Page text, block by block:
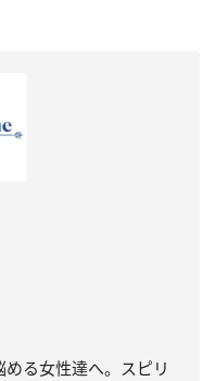
る女性達へ。スピリ